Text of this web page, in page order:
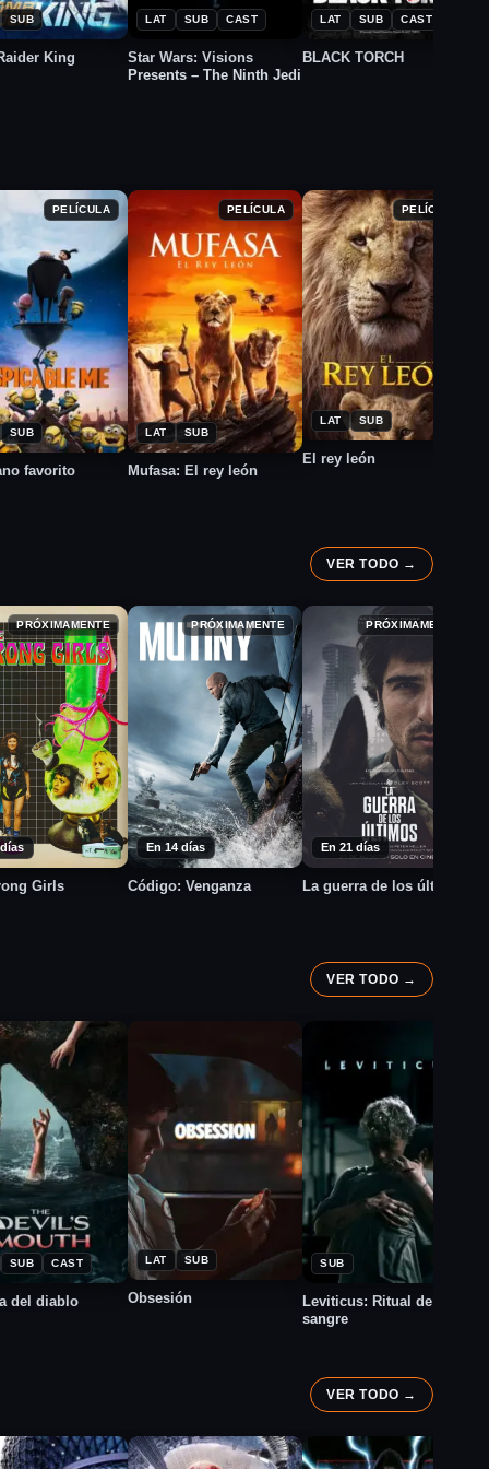
SUB
King
LAT SUB CAST
Star Wars: Visions
Presents – The Ninth Jedi
LAT SUB CAST
BLACK TORCH
PELÍCULA
SUB
favorito
PELÍCULA
LAT SUB
★
7.4
2024
Mufasa: El rey león
PELÍCULA
LAT SUB
★
7.1
2019
El rey león
VER TODO →
PRÓXIMAMENTE
Girls
PRÓXIMAMENTE
En 14 días
Código: Venganza
PRÓXIMAMENTE
En 21 días
La guerra de los últimos
VER TODO →
SUB CAST
del diablo
LAT SUB
★
8.1
2026
Obsesión
SUB
★
6.5
Leviticus: Ritual de
sangre
VER TODO →